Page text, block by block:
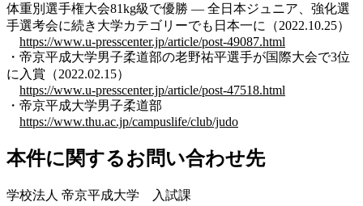
体重別選手権大会81kg級で優勝 — 全日本ジュニア、強化選
手選考会に続き大学カテゴリーでも日本一に（2022.10.25）
https://www.u-presscenter.jp/article/post-49087.html
・帝京平成大学男子柔道部の老野祐平選手が国際大会で3位
に入賞（2022.02.15）
https://www.u-presscenter.jp/article/post-47518.html
・帝京平成大学男子柔道部
https://www.thu.ac.jp/campuslife/club/judo
本件に関するお問い合わせ先
学校法人 帝京平成大学 入試課